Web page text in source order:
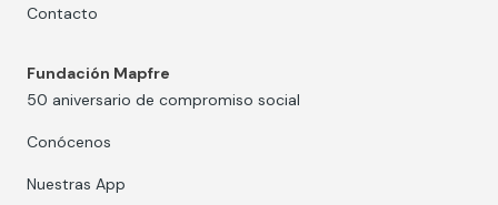
Contacto
Fundación Mapfre
50 aniversario de compromiso social
Conócenos
Nuestras App